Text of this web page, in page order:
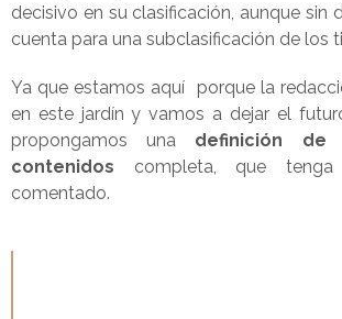
decisivo en su clasificación, aunque sin
cuenta para una subclasificación de los
Ya que estamos aquí porque la
en este jardín y vamos a dejar el
propongamos una definición de
contenidos completa, que
comentado.